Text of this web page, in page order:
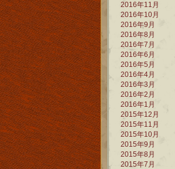
2016年11月
2016年10月
2016年9月
2016年8月
2016年7月
2016年6月
2016年5月
2016年4月
2016年3月
2016年2月
2016年1月
2015年12月
2015年11月
2015年10月
2015年9月
2015年8月
2015年7月